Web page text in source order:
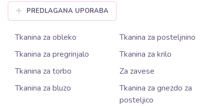
PREDLAGANA UPORABA
Tkanina za obleko
Tkanina za posteljnino
Tkanina za pregrinjalo
Tkanina za krilo
Tkanina za torbo
Za zavese
Tkanina za bluzo
Tkanina za gnezdo za
posteljico